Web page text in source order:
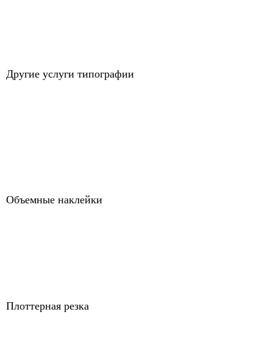
Другие услуги типографии
Объемные наклейки
Плоттерная резка